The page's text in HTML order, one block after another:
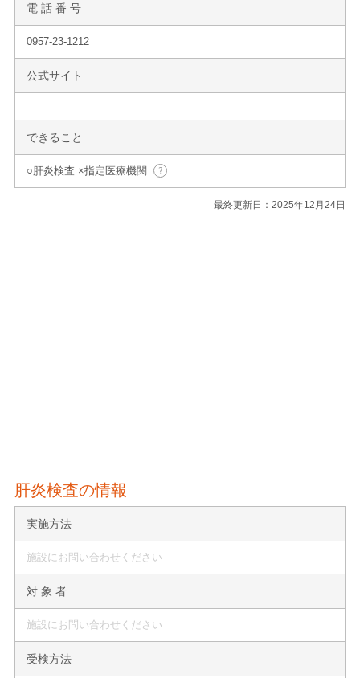
電 話 番 号
0957-23-1212
公式サイト
できること
○肝炎検査 ×指定医療機関
最終更新日：2025年12月24日
肝炎検査の情報
実施方法
施設にお問い合わせください
対 象 者
施設にお問い合わせください
受検方法